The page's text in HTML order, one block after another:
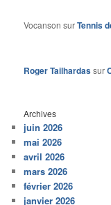
Vocanson surTennis
Roger Tailhardassur
Archives
juin 2026
mai 2026
avril 2026
mars 2026
février 2026
janvier 2026